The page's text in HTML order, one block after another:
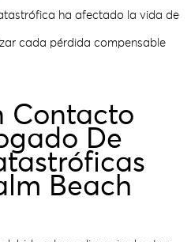
ha afectado la vida de
cada pérdida compensable
Contacto
De
Beach